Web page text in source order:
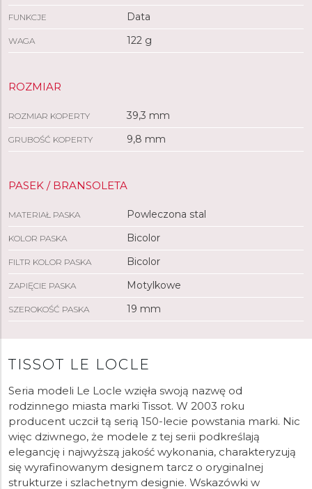
FUNKCJE Data
WAGA 122 g
ROZMIAR
ROZMIAR KOPERTY 39,3 mm
GRUBOŚĆ KOPERTY 9,8 mm
PASEK / BRANSOLETA
MATERIAŁ PASKA Powleczona stal
KOLOR PASKA Bicolor
FILTR KOLOR PASKA Bicolor
ZAPIĘCIE PASKA Motylkowe
SZEROKOŚĆ PASKA 19 mm
TISSOT LE LOCLE
Seria modeli Le Locle wzięła swoją nazwę od
rodzinnego miasta marki Tissot. W 2003 roku
producent uczcił tą serią 150-lecie powstania marki. Nic
więc dziwnego, że modele z tej serii podkreślają
elegancję i najwyższą jakość wykonania, charakteryzują
się wyrafinowanym designem tarcz o oryginalnej
strukturze i szlachetnym designie. Wskazówki w